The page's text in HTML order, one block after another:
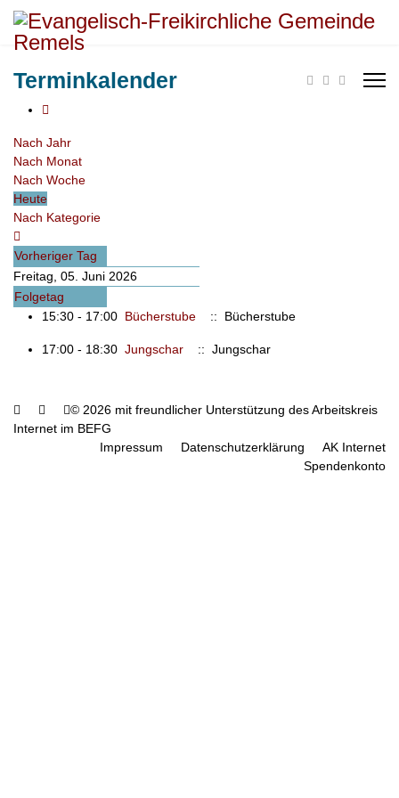
Terminkalender
Nach Jahr
Nach Monat
Nach Woche
Heute
Nach Kategorie
Vorheriger Tag
Freitag, 05. Juni 2026
Folgetag
15:30 - 17:00 Bücherstube :: Bücherstube
17:00 - 18:30 Jungschar :: Jungschar
© 2026 mit freundlicher Unterstützung des Arbeitskreis
Internet im BEFG
Impressum
Datenschutzerklärung
AK Internet
Spendenkonto